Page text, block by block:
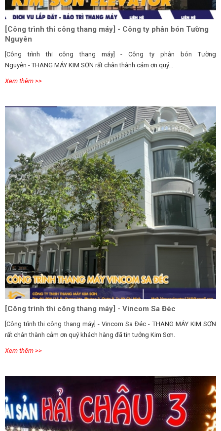
[Công trình thi công thang máy] - Công ty phân bón Tường
Nguyên
[Công trình thi công thang máy] - Công ty phân bón Tường
Nguyên -THANG MÁY KIM SƠN rất chân thành cảm ơn quý...
Xem thêm >>
[Công trình thi công thang máy] - Vincom Sa Đéc
[Công trình thi công thang máy] - Vincom Sa Đéc - THANG MÁY KIM SƠN
rất chân thành cảm ơn quý khách hàng đã tin tưởng Kim Sơn.
Xem thêm >>